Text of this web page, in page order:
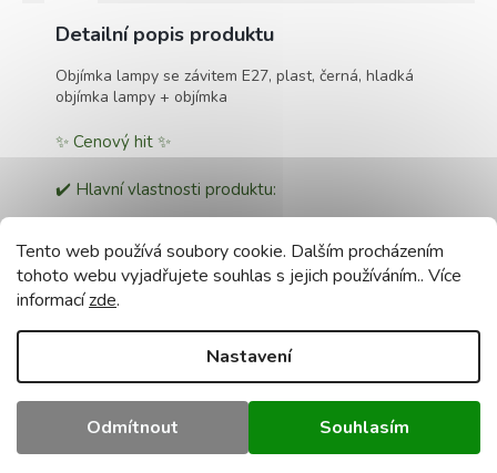
Tento web používá soubory cookie. Dalším procházením
tohoto webu vyjadřujete souhlas s jejich používáním.. Více
informacízde.
Nastavení
Odmítnout Souhlasím
Detailní popis produktu
Objímka lampy se závitem E27, plast, černá, hladká
objímka lampy + objímka
✨ Cenový hit ✨
✔️ Hlavní vlastnosti produktu:
estetické řešení pro lampy E27, vyrobené z
odolného PVC.
✅ Umožňuje snadnou instalaci stínidel a stínidel
díky praktickému držáku na límec.
- s límcem pro připevnění
stínidla nebo stínidla